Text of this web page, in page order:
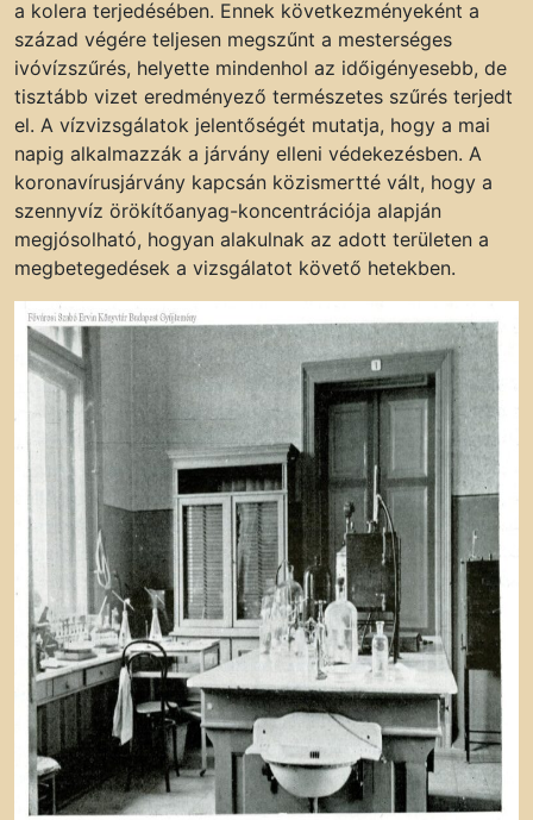
a kolera terjedésében. Ennek következményeként a
század végére teljesen megszűnt a mesterséges
ivóvízszűrés, helyette mindenhol az időigényesebb, de
tisztább vizet eredményező természetes szűrés terjedt
el. A vízvizsgálatok jelentőségét mutatja, hogy a mai
napig alkalmazzák a járvány elleni védekezésben. A
koronavírusjárvány kapcsán közismertté vált, hogy a
szennyvíz örökítőanyag-koncentrációja alapján
megjósolható, hogyan alakulnak az adott területen a
megbetegedések a vizsgálatot követő hetekben.